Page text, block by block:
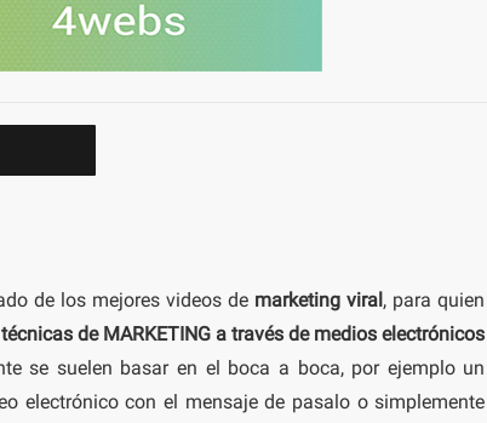
de los mejores videos de marketing viral, para quien
técnicas de MARKETING a través de medios electrónicos
se suelen basar en el boca a boca, por ejemplo un
electrónico con el mensaje de pasalo o simplemente